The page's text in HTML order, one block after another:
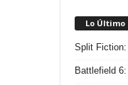
Lo Último
Split
Battlefield